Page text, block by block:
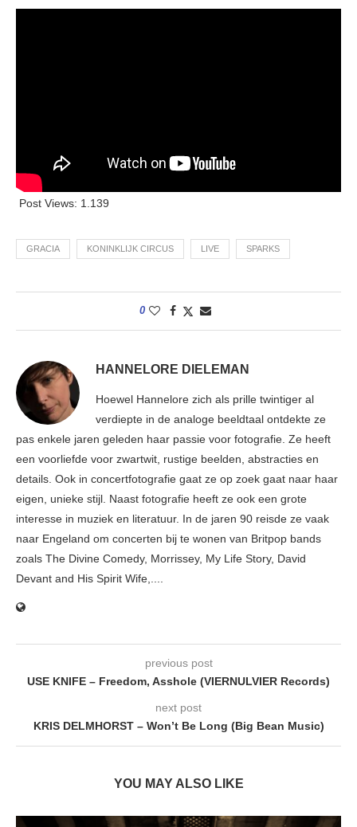
Post Views: 1.139
GRACIA KONINKLIJK CIRCUS LIVE SPARKS
0
HANNELORE DIELEMAN
Hoewel Hannelore zich als prille twintiger al
verdiepte in de analoge beeldtaal ontdekte ze
pas enkele jaren geleden haar passie voor fotografie. Ze heeft
een voorliefde voor zwartwit, rustige beelden, abstracties en
details. Ook in concertfotografie gaat ze op zoek gaat naar haar
eigen, unieke stijl. Naast fotografie heeft ze ook een grote
interesse in muziek en literatuur. In de jaren 90 reisde ze vaak
naar Engeland om concerten bij te wonen van Britpop bands
zoals The Divine Comedy, Morrissey, My Life Story, David
Devant and His Spirit Wife,....
previous post
USE KNIFE – Freedom, Asshole (VIERNULVIER Records)
next post
KRIS DELMHORST – Won’t Be Long (Big Bean Music)
YOU MAY ALSO LIKE